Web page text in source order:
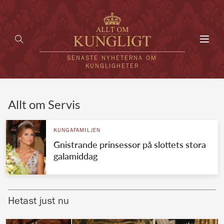
SENASTE NYHETERNA OM
KUNGLIGHETER
UTLÄNDSKT
VÄRLDENS KUNGAHUS
Brittiska kungahuset
Allt om Servis
KUNGAFAMILJEN
Gnistrande prinsessor på slottets stora
galamiddag
Hetast just nu